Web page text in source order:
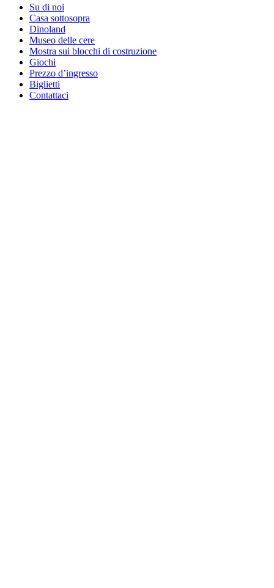
Su di noi
Casa sottosopra
Dinoland
Museo delle cere
Mostra sui blocchi di costruzione
Giochi
Prezzo d’ingresso
Biglietti
Contattaci